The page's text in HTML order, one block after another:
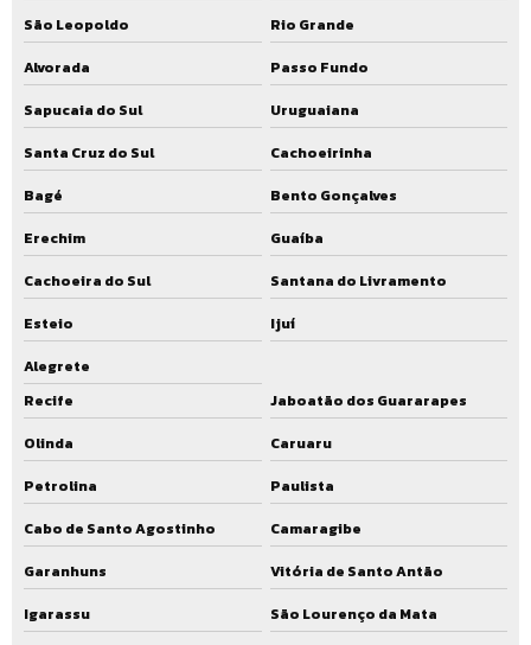
Biofiltro tratamento de esgoto
Reator uasb preço
Preço estação de tratamento uasb
Valor estação de tratamento uasb
Comprar estação de tratamento uasb
Estação de tratamento de esgoto com reator uasb
Estação de tratamento de efluentes com biofiltro
São Leopoldo
Rio Grande
Alvorada
Passo Fundo
Sapucaia do Sul
Uruguaiana
Santa Cruz do Sul
Cachoeirinha
Bagé
Bento Gonçalves
Erechim
Guaíba
Cachoeira do Sul
Santana do Livramento
Esteio
Ijuí
Alegrete
Recife
Jaboatão dos Guararapes
Olinda
Caruaru
Petrolina
Paulista
Cabo de Santo Agostinho
Camaragibe
Garanhuns
Vitória de Santo Antão
Igarassu
São Lourenço da Mata